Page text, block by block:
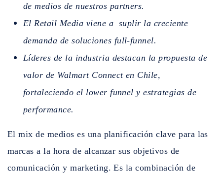
de medios de nuestros partners.
El Retail Media viene a suplir la creciente
demanda de soluciones full-funnel.
Líderes de la industria destacan la propuesta de
valor de Walmart Connect en Chile,
fortaleciendo el lower funnel y estrategias de
performance.
El mix de medios es una planificación clave para las
marcas a la hora de alcanzar sus objetivos de
comunicación y marketing. Es la combinación de